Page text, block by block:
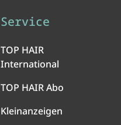
Service
TOP HAIR
International
TOP HAIR Abo
Kleinanzeigen